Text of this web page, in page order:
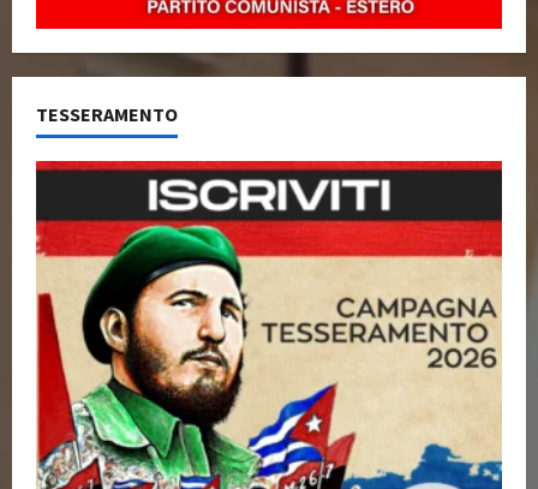
TESSERAMENTO